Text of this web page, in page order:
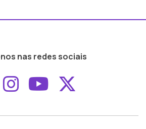
nas redes sociais
ao
Aceder ao
Aceder ao